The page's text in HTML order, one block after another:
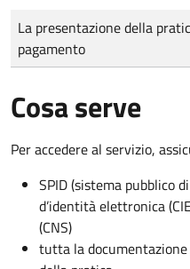
Tipo di pagamento
Importo
La presentazione della
pagamento
Cosa serve
Per accedere al servizio,
SPID (sistema pubblico
d’identità elettronica
(CNS)
tutta la